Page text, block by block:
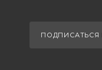
ПОДПИСАТЬСЯ